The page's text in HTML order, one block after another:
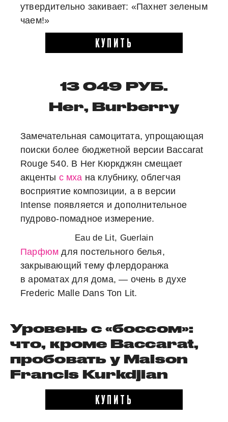
утвердительно закивает: «Пахнет зеленым
чаем!»
КУПИТЬ
13 049 РУБ.
Her, Burberry
Замечательная самоцитата, упрощающая
поиски более бюджетной версии Baccarat
Rouge 540. В Her Кюркджян смещает
акценты с мха на клубнику, облегчая
восприятие композиции, а в версии
Intense появляется и дополнительное
пудрово-помадное измерение.
Eau de Lit, Guerlain
Парфюм для постельного белья,
закрывающий тему флердоранжа
в ароматах для дома, — очень в духе
Frederic Malle Dans Ton Lit.
Уровень с «боссом»:
что, кроме Baccarat,
пробовать у Maison
Francis Kurkdjian
КУПИТЬ